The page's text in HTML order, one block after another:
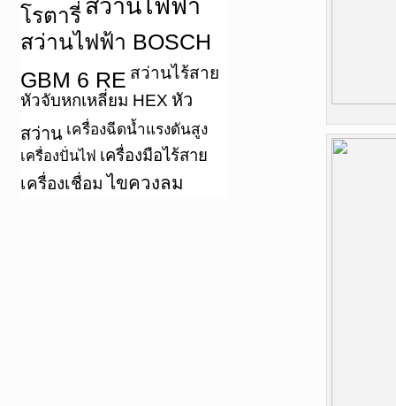
โรตารี่ สว่านไฟฟ้า
สว่านไฟฟ้า BOSCH
GBM 6 RE สว่านไร้สาย
หัวจับหกเหลี่ยม HEX หัว
สว่าน เครื่องฉีดน้ำแรงดันสูง
เครื่องปั่นไฟ เครื่องมือไร้สาย
เครื่องเชื่อม ไขควงลม